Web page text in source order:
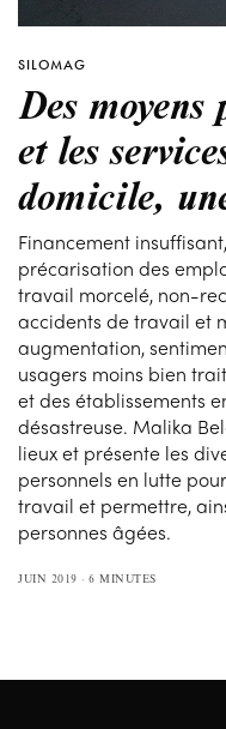
SILOMAG
Des
et les
domicile,
Financement
précarisation des
travail morcelé, non-
accidents de travail et
augmentation,
usagers moins bien
et des établissements
désastreuse. Malika
lieux et présente les
personnels en lutte
travail et permettre,
personnes âgées.
JUIN 2019 6 MINUTES